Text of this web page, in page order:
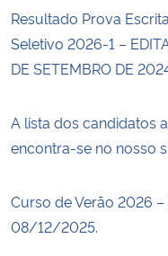
Resultado Prova
Seletivo 2026-1 –
DE SETEMBRO DE
A lista dos candidatos
encontra-se no nosso
Curso de Verão 2026
08/12/2025.